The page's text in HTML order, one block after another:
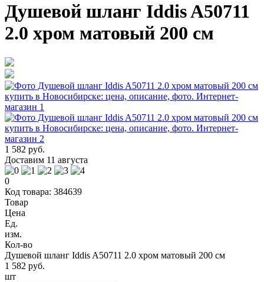
Душевой шланг Iddis A50711
2.0 хром матовый 200 см
1 582 руб.
Доставим 11 августа
0
Код товара: 384639
Товар
Цена
Ед.
изм.
Кол-во
Душевой шланг Iddis A50711 2.0 хром матовый 200 см
1 582 руб.
шт